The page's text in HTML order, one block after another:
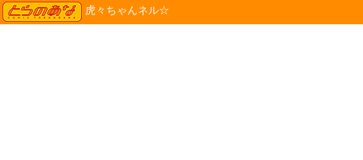
TORANOANA
虎々ちゃんネル☆